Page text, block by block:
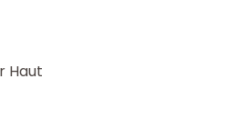
Haut